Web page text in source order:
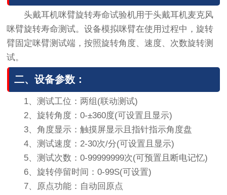
头戴耳机咪臂旋转寿命试验机用于头戴耳机麦克风
咪臂旋转寿命测试。设备模拟咪臂在使用过程中，旋转
臂固定咪臂测试端，按照旋转角度、速度、次数旋转测
试。
二、设备参数：
1、测试工位：两组(联动测试)
2、旋转角度：0-±360度(可设置且显示)
3、角度显示：触摸屏显示且指针指示角度盘
4、测试速度：2-30次/分(可设置且显示)
5、测试次数：0-99999999次(可预置且断电记忆)
6、旋转停留时间：0-99S(可设置)
7、原点功能：自动回原点